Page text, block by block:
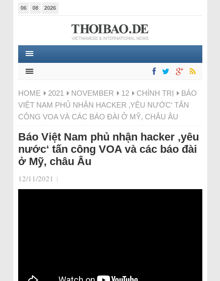
06 08 2026
HOME 2021 NOVEMBER 12 CHÍNH TRỊ
BÁO
VIỆT NAM PHỦ NHẬN HACKER ‚YÊU NƯỚC‘ TẤN
CÔNG VOA VÀ CÁC BÁO ĐÀI Ở MỸ, CHÂU ÂU
Báo Việt Nam phủ nhận hacker ‚yêu
nước‘ tấn công VOA và các báo đài
ở Mỹ, châu Âu
12/11/2021 |